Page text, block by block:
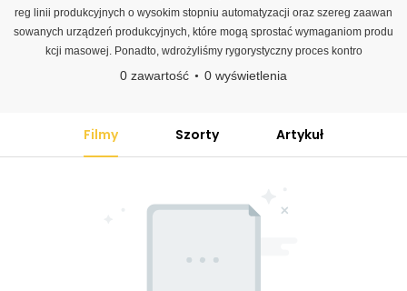
reg linii produkcyjnych o wysokim stopniu automatyzacji oraz szereg zaawan
sowanych urządzeń produkcyjnych, które mogą sprostać wymaganiom produ
kcji masowej. Ponadto, wdrożyliśmy rygorystyczny proces kontro
0 zawartość 0 wyświetlenia
Filmy Szorty Artykuł